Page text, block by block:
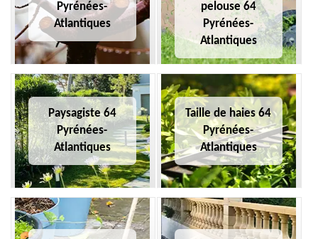
Pyrénées-
Atlantiques
pelouse 64
Pyrénées-
Atlantiques
Paysagiste 64
Pyrénées-
Atlantiques
Taille de haies 64
Pyrénées-
Atlantiques